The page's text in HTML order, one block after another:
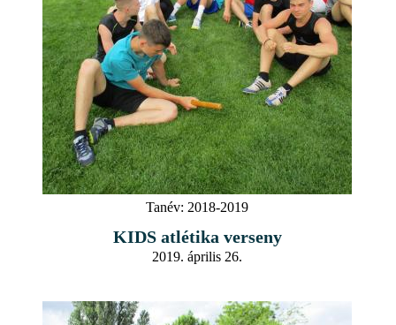
Tanév: 2018-2019
KIDS atlétika verseny
2019. április 26.